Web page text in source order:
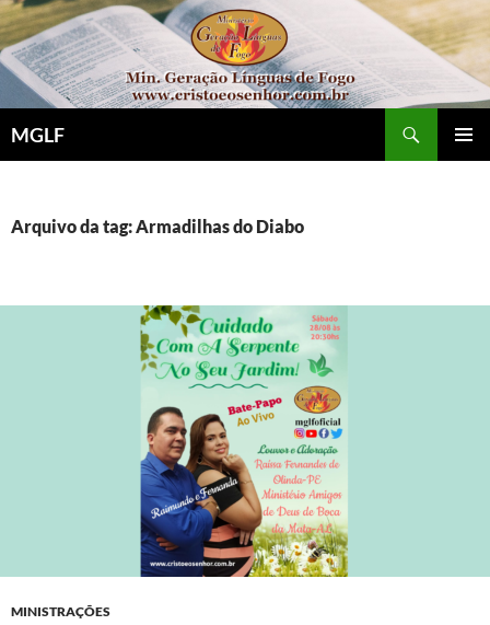
Pular
para
o
conteúdo
MGLF
Arquivo da tag: Armadilhas do Diabo
MINISTRAÇÕES